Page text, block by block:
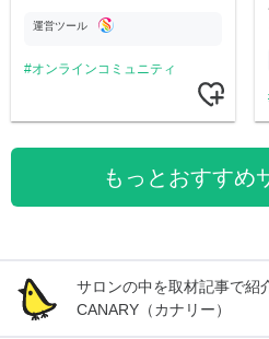
運営ツール
オンラインコミュニティ
もっとおすすめ
サロンの中を取材記事で紹
CANARY（カナリー）